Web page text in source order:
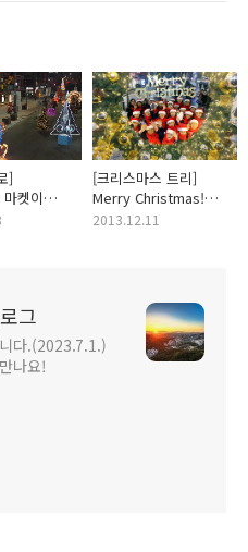
]
켓이
세로에서
[크리스마스 트리]
Merry Christmas!
신촌에는 벌써
2013.12.11
그
다.(2023.7.1.)
나요!